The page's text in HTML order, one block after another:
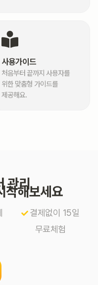
사용가이드
처음부터 끝까지 사용자를
위한 맞춤형 가이드를
제공해요.
관리
작해보세요
결제없이 15일
무료체험